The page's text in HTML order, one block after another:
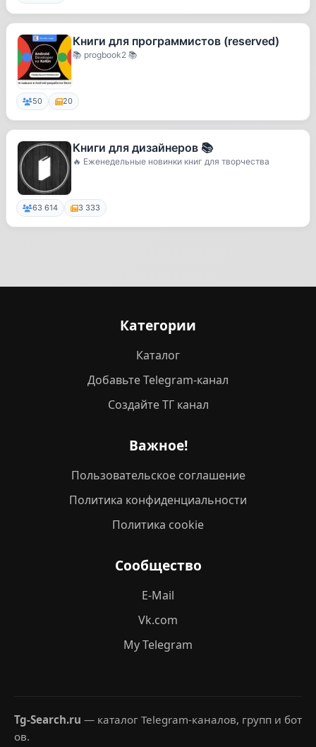
Книги для программистов (reserved)
📚 progbook2 📚
50 20
Книги для дизайнеров 📚
🔥 Еженедельные новинки книг для творчества
63 614 3 333
Категории
Каталог
Добавьте Telegram-канал
Создайте ТГ канал
Важное!
Пользовательское соглашение
Политика конфиденциальности
Политика cookie
Сообщество
E-Mail
Vk.com
My Telegram
Tg-Search.ru — каталог Telegram-каналов, групп и бот
ов.